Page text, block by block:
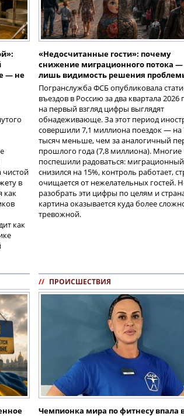
— не
чистой
в
как
как
«Недосчитанные гости»: почему
снижение миграционного потока —
лишь видимость решения
Погранслужба ФСБ опубликовала
въездов в Россию за два квартала 2026
на первый взгляд цифры выглядят
обнадеживающе. За этот период
совершили 7,1 миллиона поездок — на
тысяч меньше, чем за аналогичный
прошлого года (7,8 миллиона). Многие
поспешили радоваться:
снизился на 15%, контроль работает,
очищается от нежелательных гостей.
разобрать эти цифры по целям и
картина оказывается куда более
тревожной.
// ПРОИСШЕСТВИЯ
Чемпионка мира по фитнесу впала